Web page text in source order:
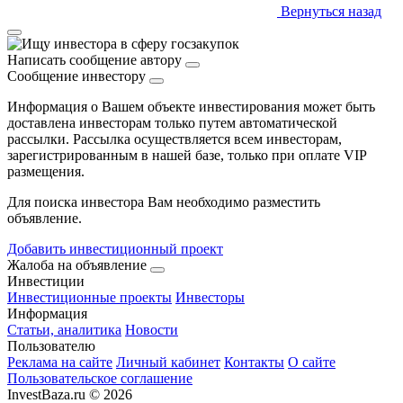
Вернуться назад
Написать сообщение автору
Сообщение инвестору
Информация о Вашем объекте инвестирования может быть
доставлена инвесторам только путем автоматической
рассылки. Рассылка осуществляется всем инвесторам,
зарегистрированным в нашей базе, только при оплате VIP
размещения.
Для поиска инвестора Вам необходимо разместить
объявление.
Добавить инвестиционный проект
Жалоба на объявление
Инвестиции
Инвестиционные проекты Инвесторы
Информация
Статьи, аналитика Новости
Пользователю
Реклама на сайте Личный кабинет Контакты О сайте
Пользовательское соглашение
InvestBaza.ru © 2026